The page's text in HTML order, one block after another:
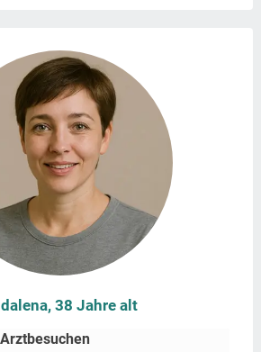
38 Jahre alt
Arztbesuchen